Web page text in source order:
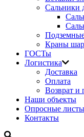
Сальники
Краны
ГОСТы
Логистика
Доставка
Оплата
Возврат и
Наши объекты
Опросные листы
Контакты